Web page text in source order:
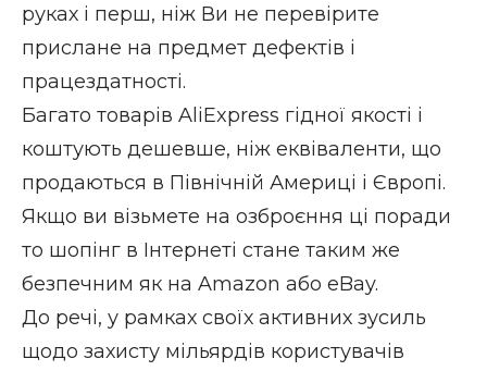
руках і перш, ніж Ви не перевірите
прислане на предмет дефектів і
працездатності.
Багато товарів AliExpress гідної якості і
коштують дешевше, ніж еквіваленти, що
продаються в Північній Америці і Європі.
Якщо ви візьмете на озброєння ці поради
то шопінг в Інтернеті стане таким же
безпечним як на Amazon або eBay.
До речі, у рамках своїх активних зусиль
щодо захисту мільярдів користувачів